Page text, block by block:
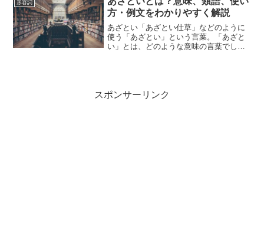
やすく解説していきます。え...
形容詞
方・例文をわかりやすく解説
あざとい「あざとい仕草」などのように
使う「あざとい」という言葉。「あざと
い」とは、どのような意味の言葉でしょ
スポンサーリンク